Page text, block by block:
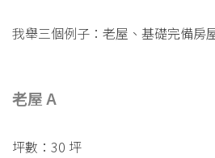
我舉三個例子：老屋、基礎完備房
老屋 A
坪數：30 坪